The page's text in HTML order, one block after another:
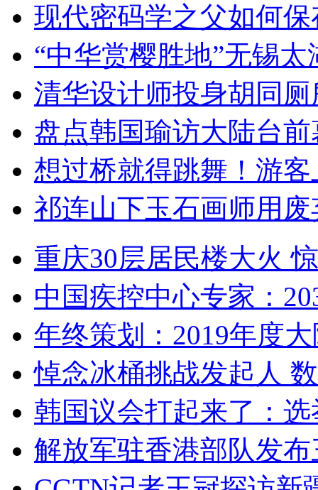
现代密码学之父如何
“中华赏樱胜地”无锡
清华设计师投身胡同
盘点韩国瑜访大陆台
想过桥就得跳舞！游客
祁连山下玉石画师用
重庆30层居民楼大火
中国疾控中心专家：
年终策划：2019年度
悼念冰桶挑战发起人
韩国议会打起来了：
解放军驻香港部队发